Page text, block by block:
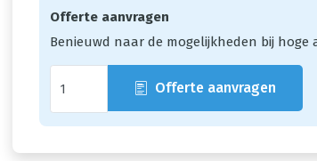
Offerte aanvragen
Benieuwd naar de mogelijkheden bij hoge
Offerte aanvragen